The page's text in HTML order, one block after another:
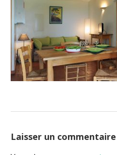
Laisser un commentaire